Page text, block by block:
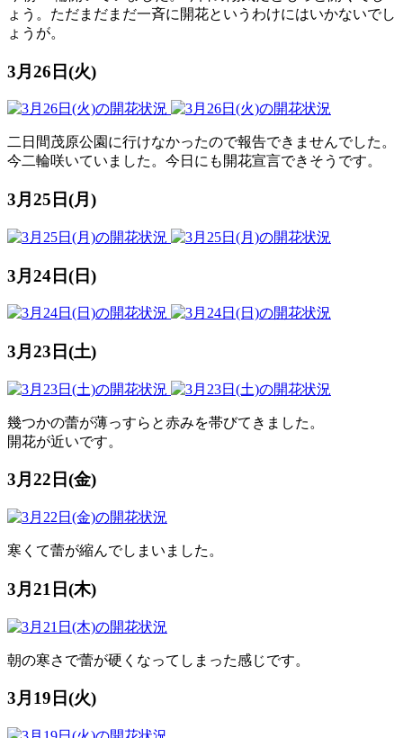
ょう。ただまだまだ一斉に開花というわけにはいかないでし
ょうが。
3月26日(火)
二日間茂原公園に行けなかったので報告できませんでした。
今二輪咲いていました。今日にも開花宣言できそうです。
3月25日(月)
3月24日(日)
3月23日(土)
幾つかの蕾が薄っすらと赤みを帯びてきました。
開花が近いです。
3月22日(金)
寒くて蕾が縮んでしまいました。
3月21日(木)
朝の寒さで蕾が硬くなってしまった感じです。
3月19日(火)